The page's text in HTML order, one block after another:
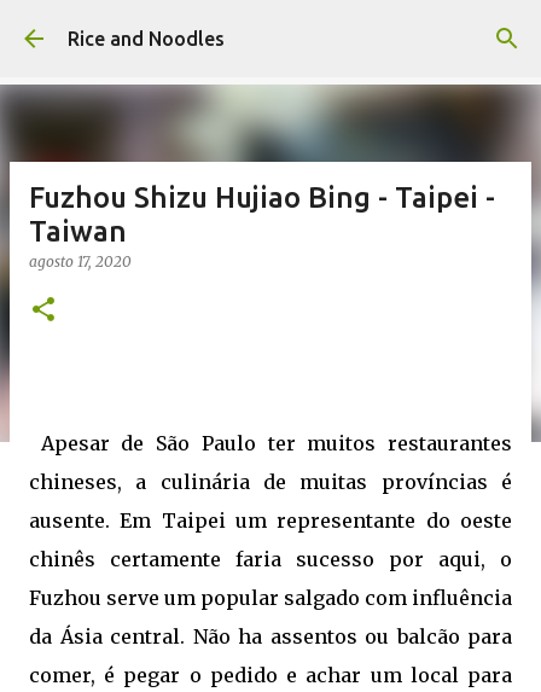
Pular para o conteúdo principal
Rice and Noodles
Fuzhou Shizu Hujiao Bing - Taipei -
Taiwan
agosto 17, 2020
Apesar de São Paulo ter muitos restaurantes
chineses, a culinária de muitas províncias é
ausente. Em Taipei um representante do oeste
chinês certamente faria sucesso por aqui, o
Fuzhou serve um popular salgado com influência
da Ásia central. Não ha assentos ou balcão para
comer, é pegar o pedido e achar um local para